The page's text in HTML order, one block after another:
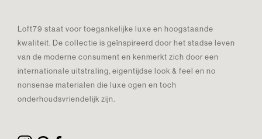
Loft79 staat voor toegankelijke luxe en hoogstaande
kwaliteit. De collectie is geïnspireerd door het stadse leven
van de moderne consument en kenmerkt zich door een
internationale uitstraling, eigentijdse look & feel en no
nonsense materialen die luxe ogen en toch
onderhoudsvriendelijk zijn.